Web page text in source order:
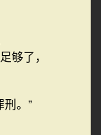
够了，
。”